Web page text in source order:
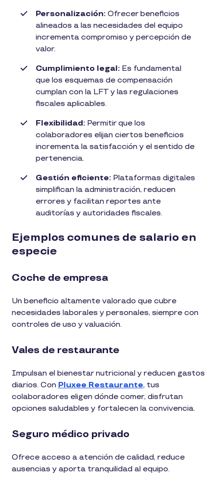
Personalización: Ofrecer beneficios
alineados a las necesidades del equipo
incrementa compromiso y percepción de
valor.
Cumplimiento legal: Es fundamental
que los esquemas de compensación
cumplan con la LFT y las regulaciones
fiscales aplicables.
Flexibilidad: Permitir que los
colaboradores elijan ciertos beneficios
incrementa la satisfacción y el sentido de
pertenencia.
Gestión eficiente: Plataformas digitales
simplifican la administración, reducen
errores y facilitan reportes ante
auditorías y autoridades fiscales.
Ejemplos comunes de salario en
especie
Coche de empresa
Un beneficio altamente valorado que cubre
necesidades laborales y personales, siempre con
controles de uso y valuación.
Vales de restaurante
Impulsan el bienestar nutricional y reducen gastos
diarios. Con Pluxee Restaurante, tus
colaboradores eligen dónde comer, disfrutan
opciones saludables y fortalecen la convivencia.
Seguro médico privado
Ofrece acceso a atención de calidad, reduce
ausencias y aporta tranquilidad al equipo.